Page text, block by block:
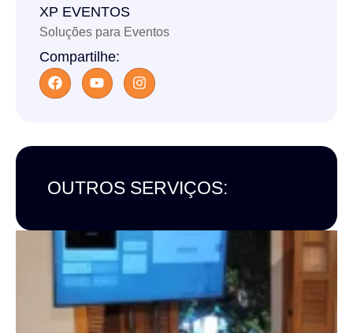
XP EVENTOS
Soluções para Eventos
Compartilhe:
OUTROS SERVIÇOS: